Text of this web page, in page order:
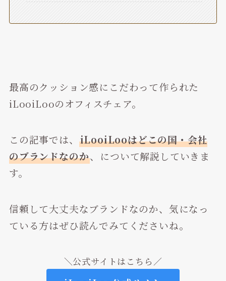
最高のクッション感にこだわって作られた
iLooiLooのオフィスチェア。
この記事では、 iLooiLooはどこの国・会社
のブランドなのか、について解説していきま
す。
信頼して大丈夫なブランドなのか、気になっ
ている方はぜひ読んでみてくださいね。
＼公式サイトはこちら／